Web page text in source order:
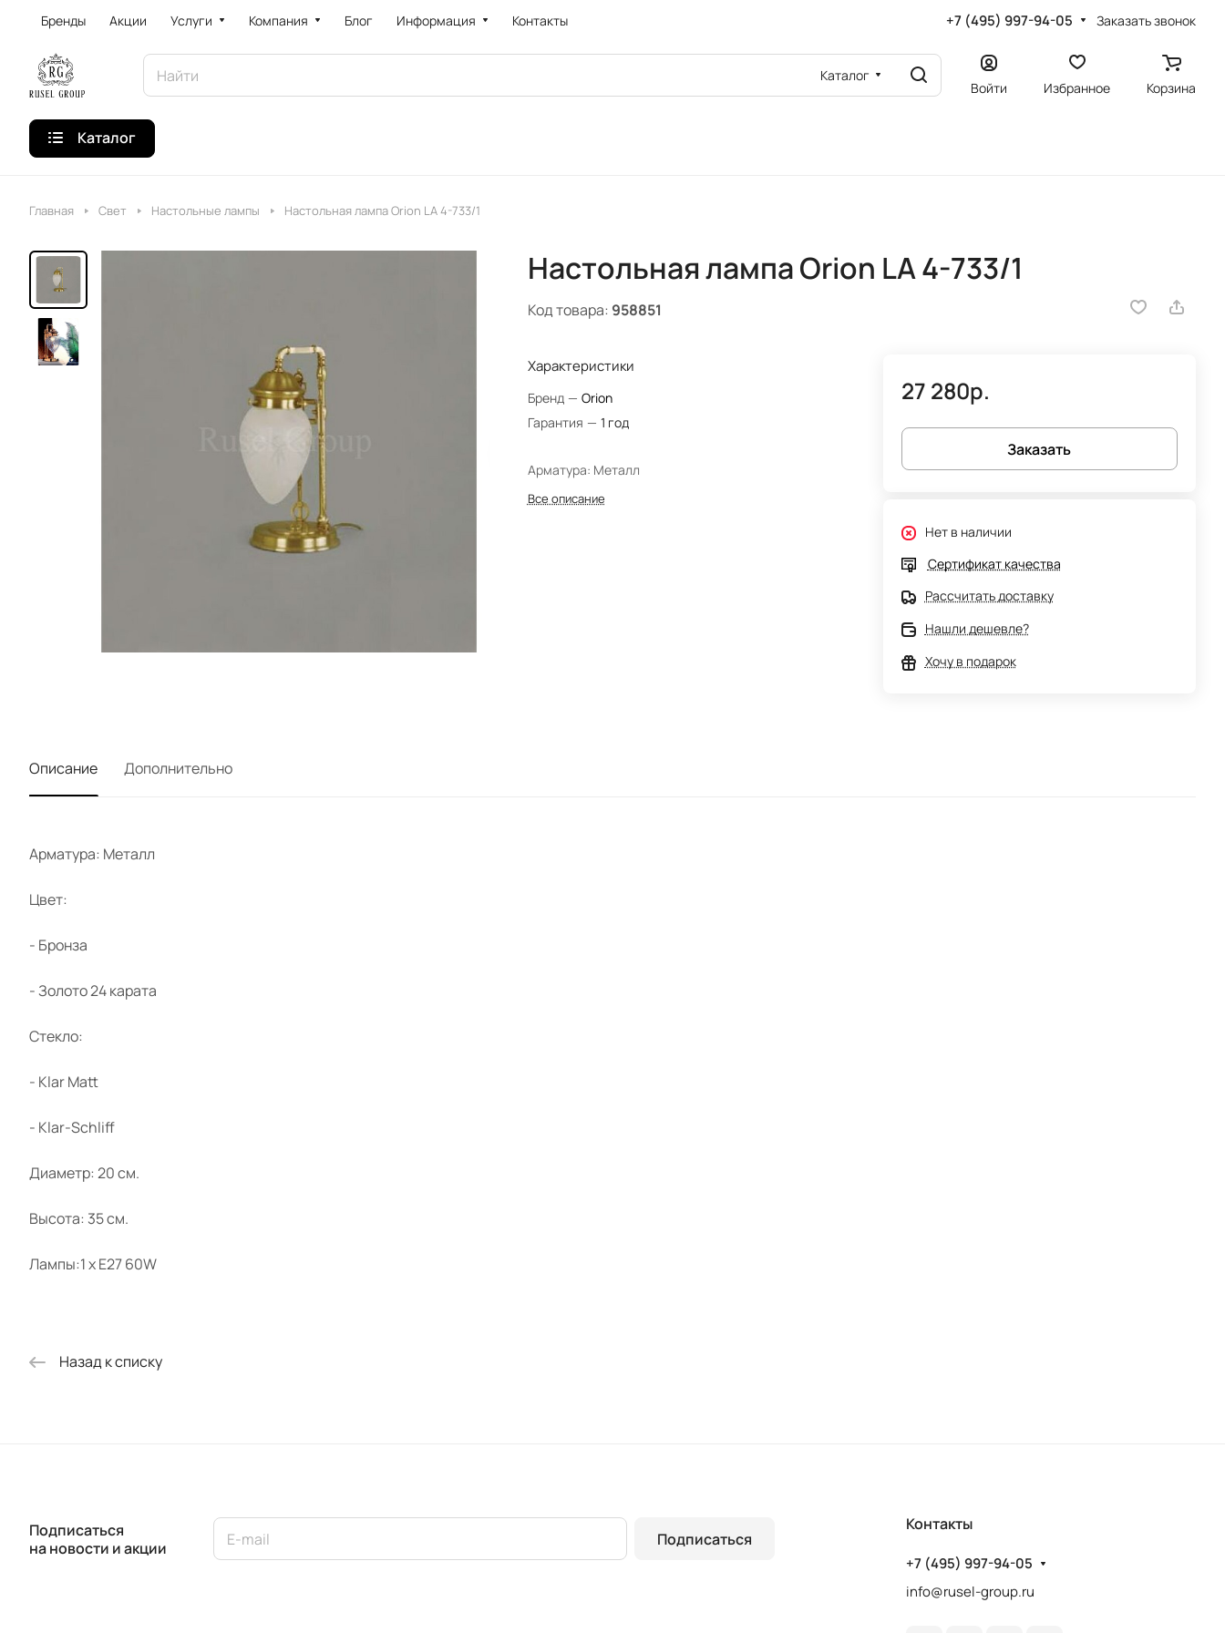
Бренды Акции Услуги Компания Блог Информация Контакты +7 (495) 997-94-05 Заказать звонок
Каталог
Войти Избранное Корзина
Каталог
Главная Свет Настольные лампы Настольная лампа Orion LA 4-733/1
Настольная лампа Orion LA 4-733/1
Код товара: 958851
Характеристики
Бренд — Orion
Гарантия — 1 год
Арматура: Металл
Все описание
27 280р.
Заказать
Нет в наличии
Сертификат качества
Рассчитать доставку
Нашли дешевле?
Хочу в подарок
Описание Дополнительно
Арматура: Металл
Цвет:
- Бронза
- Золото 24 карата
Стекло:
- Klar Matt
- Klar-Schliff
Диаметр: 20 см.
Высота: 35 см.
Лампы:1 x E27 60W
Назад к списку
Подписаться
на новости и акции
Подписаться
Контакты
+7 (495) 997-94-05
info@rusel-group.ru